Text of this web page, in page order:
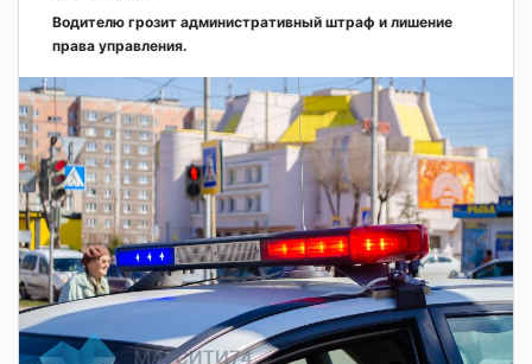
Водителю грозит административный штраф и лишение
права управления.